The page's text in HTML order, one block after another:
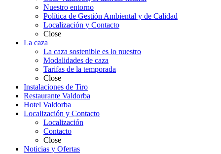
Nuestro entorno
Política de Gestión Ambiental y de Calidad
Localización y Contacto
Close
La caza
La caza sostenible es lo nuestro
Modalidades de caza
Tarifas de la temporada
Close
Instalaciones de Tiro
Restaurante Valdorba
Hotel Valdorba
Localización y Contacto
Localización
Contacto
Close
Noticias y Ofertas